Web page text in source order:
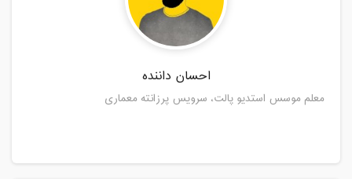
احسان داننده
معلم موسس استدیو پالت، سرویس پرزانته معماری